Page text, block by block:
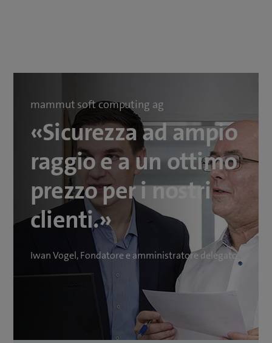
mammut soft computing ag
«Sicurezza ad ampio
raggio e a un ottimo
prezzo per i nostri
clienti.»
Iwan Vogel, Fondatore e amministratore delegato